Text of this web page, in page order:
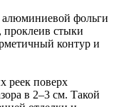
алюминиевой фольги
стыки
контур и
реек поверх
в 2–3 см. Такой